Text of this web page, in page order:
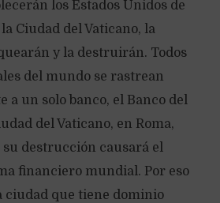
los Estados Unidos de
Ciudad del Vaticano, la
y la destruirán. Todos
del mundo se rastrean
a un solo banco, el Banco del
del Vaticano, en Roma,
destrucción causará el
financiero mundial. Por eso
ciudad que tiene dominio